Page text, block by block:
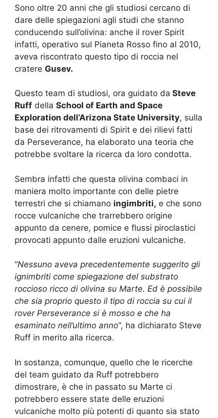
Sono oltre 20 anni che gli studiosi cercano di
dare delle spiegazioni agli studi che stanno
conducendo sull’olivina: anche il rover Spirit
infatti, operativo sul Pianeta Rosso fino al 2010,
aveva riscontrato questo tipo di roccia nel
cratere Gusev.
Questo team di studiosi, ora guidato da Steve
Ruff della School of Earth and Space
Exploration dell’Arizona State University, sulla
base dei ritrovamenti di Spirit e dei rilievi fatti
da Perseverance, ha elaborato una teoria che
potrebbe svoltare la ricerca da loro condotta.
Sembra infatti che questa olivina combaci in
maniera molto importante con delle pietre
terrestri che si chiamano ingimbriti, e che sono
rocce vulcaniche che trarrebbero origine
appunto da cenere, pomice e flussi piroclastici
provocati appunto dalle eruzioni vulcaniche.
“Nessuno aveva precedentemente suggerito gli
ignimbriti come spiegazione del substrato
roccioso ricco di olivina su Marte. Ed è possibile
che sia proprio questo il tipo di roccia su cui il
rover Perseverance si è mosso e che ha
esaminato nell’ultimo anno“, ha dichiarato Steve
Ruff in merito alla ricerca.
In sostanza, comunque, quello che le ricerche
del team guidato da Ruff potrebbero
dimostrare, è che in passato su Marte ci
potrebbero essere state delle eruzioni
vulcaniche molto più potenti di quanto sia stato